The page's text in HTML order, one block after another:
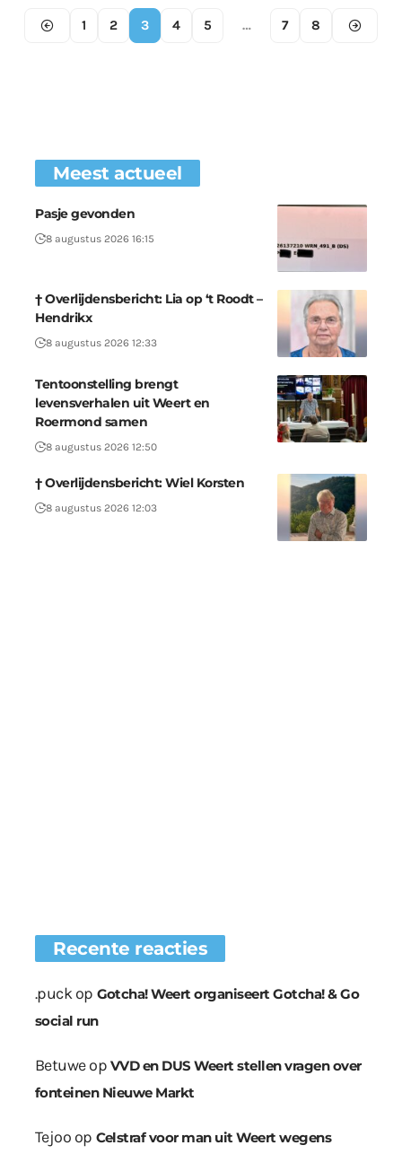
1 2 3 4 5 … 7 8
Meest actueel
Pasje gevonden
8 augustus 2026 16:15
† Overlijdensbericht: Lia op ‘t Roodt –
Hendrikx
8 augustus 2026 12:33
Tentoonstelling brengt
levensverhalen uit Weert en
Roermond samen
8 augustus 2026 12:50
† Overlijdensbericht: Wiel Korsten
8 augustus 2026 12:03
Recente reacties
.puckop Gotcha! Weert organiseert Gotcha! & Go
social run
Betuweop VVD en DUS Weert stellen vragen over
fonteinen Nieuwe Markt
Tejoo op Celstraf voor man uit Weert wegens